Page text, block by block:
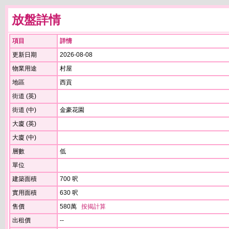
放盤詳情
項目
詳情
更新日期
2026-08-08
物業用途
村屋
地區
西貢
街道 (英)
街道 (中)
金豪花園
大廈 (英)
大廈 (中)
層數
低
單位
建築面積
700 呎
實用面積
630 呎
售價
580萬 按揭計算
出租價
--